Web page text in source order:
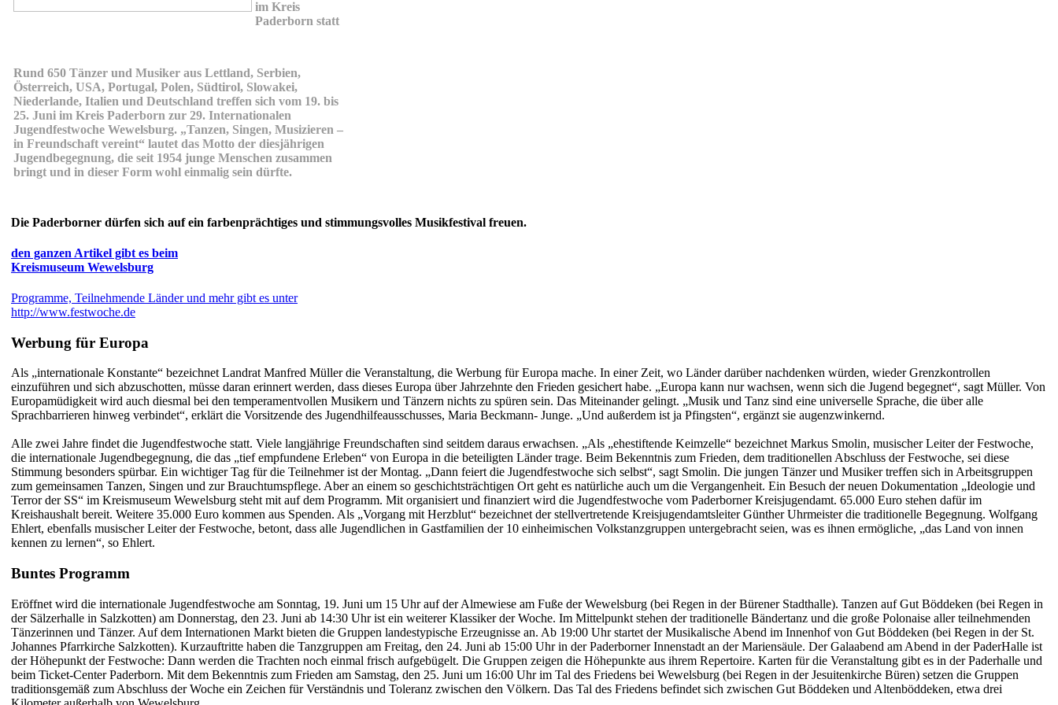
im Kreis
Paderborn statt
Rund 650 Tänzer und Musiker aus Lettland, Serbien,
Österreich, USA, Portugal, Polen, Südtirol, Slowakei,
Niederlande, Italien und Deutschland treffen sich vom 19. bis
25. Juni im Kreis Paderborn zur 29. Internationalen
Jugendfestwoche Wewelsburg. „Tanzen, Singen, Musizieren –
in Freundschaft vereint“ lautet das Motto der diesjährigen
Jugendbegegnung, die seit 1954 junge Menschen zusammen
bringt und in dieser Form wohl einmalig sein dürfte.
Die Paderborner dürfen sich auf ein farbenprächtiges und stimmungsvolles Musikfestival freuen.
den ganzen Artikel gibt es beim
Kreismuseum Wewelsburg
Programme, Teilnehmende Länder und mehr gibt es unter
http://www.festwoche.de
Werbung für Europa
Als „internationale Konstante“ bezeichnet Landrat Manfred Müller die Veranstaltung, die Werbung für Europa mache. In einer Zeit, wo Länder darüber nachdenken würden, wieder Grenzkontrollen
einzuführen und sich abzuschotten, müsse daran erinnert werden, dass dieses Europa über Jahrzehnte den Frieden gesichert habe. „Europa kann nur wachsen, wenn sich die Jugend begegnet“, sagt Müller. Von
Europamüdigkeit wird auch diesmal bei den temperamentvollen Musikern und Tänzern nichts zu spüren sein. Das Miteinander gelingt. „Musik und Tanz sind eine universelle Sprache, die über alle
Sprachbarrieren hinweg verbindet“, erklärt die Vorsitzende des Jugendhilfeausschusses, Maria Beckmann- Junge. „Und außerdem ist ja Pfingsten“, ergänzt sie augenzwinkernd.
Alle zwei Jahre findet die Jugendfestwoche statt. Viele langjährige Freundschaften sind seitdem daraus erwachsen. „Als „ehestiftende Keimzelle“ bezeichnet Markus Smolin, musischer Leiter der Festwoche,
die internationale Jugendbegegnung, die das „tief empfundene Erleben“ von Europa in die beteiligten Länder trage. Beim Bekenntnis zum Frieden, dem traditionellen Abschluss der Festwoche, sei diese
Stimmung besonders spürbar. Ein wichtiger Tag für die Teilnehmer ist der Montag. „Dann feiert die Jugendfestwoche sich selbst“, sagt Smolin. Die jungen Tänzer und Musiker treffen sich in Arbeitsgruppen
zum gemeinsamen Tanzen, Singen und zur Brauchtumspflege. Aber an einem so geschichtsträchtigen Ort geht es natürliche auch um die Vergangenheit. Ein Besuch der neuen Dokumentation „Ideologie und
Terror der SS“ im Kreismuseum Wewelsburg steht mit auf dem Programm. Mit organisiert und finanziert wird die Jugendfestwoche vom Paderborner Kreisjugendamt. 65.000 Euro stehen dafür im
Kreishaushalt bereit. Weitere 35.000 Euro kommen aus Spenden. Als „Vorgang mit Herzblut“ bezeichnet der stellvertretende Kreisjugendamtsleiter Günther Uhrmeister die traditionelle Begegnung. Wolfgang
Ehlert, ebenfalls musischer Leiter der Festwoche, betont, dass alle Jugendlichen in Gastfamilien der 10 einheimischen Volkstanzgruppen untergebracht seien, was es ihnen ermögliche, „das Land von innen
kennen zu lernen“, so Ehlert.
Buntes Programm
Eröffnet wird die internationale Jugendfestwoche am Sonntag, 19. Juni um 15 Uhr auf der Almewiese am Fuße der Wewelsburg (bei Regen in der Bürener Stadthalle). Tanzen auf Gut Böddeken (bei Regen in
der Sälzerhalle in Salzkotten) am Donnerstag, den 23. Juni ab 14:30 Uhr ist ein weiterer Klassiker der Woche. Im Mittelpunkt stehen der traditionelle Bändertanz und die große Polonaise aller teilnehmenden
Tänzerinnen und Tänzer. Auf dem Internationen Markt bieten die Gruppen landestypische Erzeugnisse an. Ab 19:00 Uhr startet der Musikalische Abend im Innenhof von Gut Böddeken (bei Regen in der St.
Johannes Pfarrkirche Salzkotten). Kurzauftritte haben die Tanzgruppen am Freitag, den 24. Juni ab 15:00 Uhr in der Paderborner Innenstadt an der Mariensäule. Der Galaabend am Abend in der PaderHalle ist
der Höhepunkt der Festwoche: Dann werden die Trachten noch einmal frisch aufgebügelt. Die Gruppen zeigen die Höhepunkte aus ihrem Repertoire. Karten für die Veranstaltung gibt es in der Paderhalle und
beim Ticket-Center Paderborn. Mit dem Bekenntnis zum Frieden am Samstag, den 25. Juni um 16:00 Uhr im Tal des Friedens bei Wewelsburg (bei Regen in der Jesuitenkirche Büren) setzen die Gruppen
traditionsgemäß zum Abschluss der Woche ein Zeichen für Verständnis und Toleranz zwischen den Völkern. Das Tal des Friedens befindet sich zwischen Gut Böddeken und Altenböddeken, etwa drei